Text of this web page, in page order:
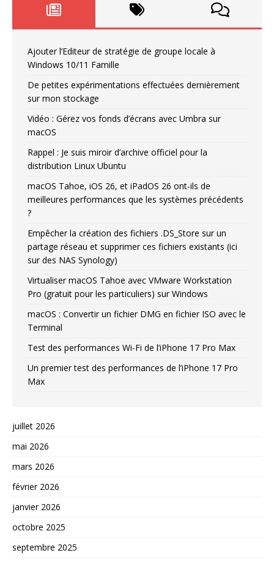
Ajouter l’Editeur de stratégie de groupe locale à
Windows 10/11 Famille
De petites expérimentations effectuées dernièrement
sur mon stockage
Vidéo : Gérez vos fonds d’écrans avec Umbra sur
macOS
Rappel : Je suis miroir d’archive officiel pour la
distribution Linux Ubuntu
macOS Tahoe, iOS 26, et iPadOS 26 ont-ils de
meilleures performances que les systèmes précédents
?
Empêcher la création des fichiers .DS_Store sur un
partage réseau et supprimer ces fichiers existants (ici
sur des NAS Synology)
Virtualiser macOS Tahoe avec VMware Workstation
Pro (gratuit pour les particuliers) sur Windows
macOS : Convertir un fichier DMG en fichier ISO avec le
Terminal
Test des performances Wi-Fi de l’iPhone 17 Pro Max
Un premier test des performances de l’iPhone 17 Pro
Max
juillet 2026
mai 2026
mars 2026
février 2026
janvier 2026
octobre 2025
septembre 2025